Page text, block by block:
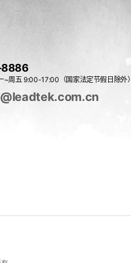
~周五 9:00-17:00（国家法定节假日除外）